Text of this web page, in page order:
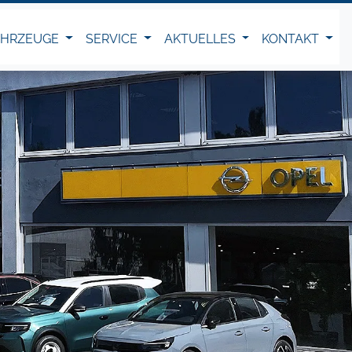
SERVICE AKTUELLES KONTAKT